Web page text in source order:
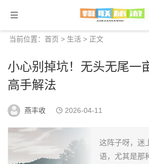
当前位置： 首页 > 生活 > 正文
小心别掉坑！无头无尾一
高手解法
燕丰收 2026-04-11
这阵子呀，迷
语，尤其是那